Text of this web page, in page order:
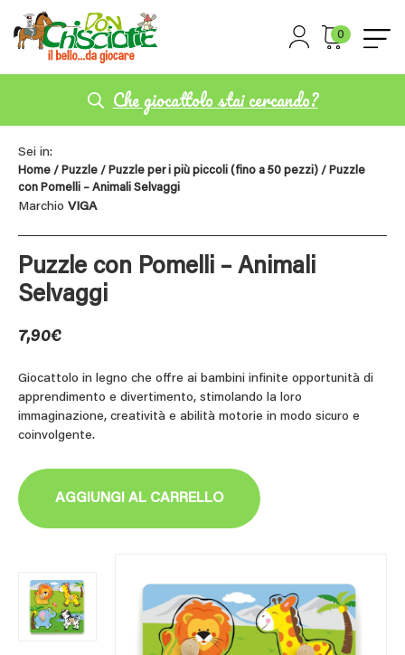
0
Che giocattolo stai cercando?
Sei in:
Home / Puzzle / Puzzle per i più piccoli (fino a 50 pezzi) / Puzzle
con Pomelli – Animali Selvaggi
Marchio VIGA
Puzzle con Pomelli – Animali
Selvaggi
7,90€
Giocattolo in legno che offre ai bambini infinite opportunità di
apprendimento e divertimento, stimolando la loro
immaginazione, creatività e abilità motorie in modo sicuro e
coinvolgente.
AGGIUNGI AL CARRELLO